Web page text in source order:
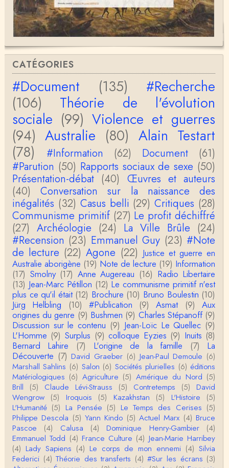
Bernard Fortier
Merci Christophe pour votre perspicacité et votre
honnêteté intellectuelle, vous êtes passionnant.A …
Christophe Darmangeat
Si, le lien fonctionne bel et bien, je viens de le véri
fier. Il mène à la thèse de Jean-Claude Favin…
roland `chaudat
le lien cité par BB ne fonctionne pas ( 6 ans aprè
s), dommage, mais j'ai la même impression que …
Christophe Darmangeat
La plus récente, donc celle en français, la quatrièm
e, publiée chez La Découverte.Bonne lecture !
Anonymous
Actuellement c'est quelle édition qui est la plus à jo
ur? La dernière edition française ou celle…
roland chaudat
le sous-titre de l’article de la Lutte de Classes “No
n, l’oppression des femmes n’a pas toujours exi…
roland chaudat
Votre gourmandise sera probablement récompens
ée parce que Snow apporte "de l'eau à votre m
o…
Christophe Darmangeat
...Et merci à vous pour Snow – qui m'a l'air d'être
davantage une histoire qu'une et…
roland chaudat
Tout à fait d'accord avec vous et quant à Leacock j
e n'ai lu qu'un de ses ouvrages et il…
Anonymous
Homo sapiens a clairement évolué depuis 300 00
0 ans. Tout d'abord, il y a la différence notable …
Christophe Darmangeat
Cet article apporte de l'eau à mon moulin (si j'ose
dire) en appuyant la réalité des torture…
roland chaudat
CATÉGORIES
#Document (135)
#Recherche
(106)
Théorie de l'évolution
sociale (99) Violence et guerres
(94) Australie (80) Alain Testart
(78)
#Information (62) Document
(61)
#Parution (50) Rapports sociaux de sexe (50)
Présentation-débat (40) Œuvres et auteurs
(40)
Conversation sur la naissance des
inégalités (32) Casus belli (29) Critiques (28)
Communisme primitif (27) Le profit déchiffré
(27) Archéologie (24) La Ville Brûle (24)
#Recension (23) Emmanuel Guy (23) #Note
de lecture (22) Agone (22) Justice et guerre en
Australie aborigène (19) Note de lecture (19) Information
(17) Smolny (17) Anne Augereau (16) Radio Libertaire
(13) Jean-Marc Pétillon (12) Le communisme primitif n'est
plus ce qu'il était (12) Brochure (10) Bruno Boulestin (10)
Jürg Helbling
(10) #Publication (9) Asmat (9)
Aux
origines du genre (9) Bushmen (9) Charles Stépanoff (9)
Discussion sur le contenu (9) Jean-Loïc Le Quellec (9)
L'Homme (9) Surplus (9) colloque Eyzies (9) Inuits (8)
Bernard Lahire
(7) L'origine de la famille (7)
La
Découverte (7) David Graeber (6) Jean-Paul Demoule (6)
Marshall Sahlins (6) Salon (6) Sociétés plurielles (6) éditions
Matériologiques (6) Agriculture (5) Amérique du Nord (5)
Brill
(5) Claude Lévi-Strauss (5) Contretemps (5)
David
Wengrow (5) Iroquois (5) Kazakhstan (5) L'Histoire
(5)
L'Humanité (5) La Pensée (5) Le Temps des Cerises (5)
Philippe Descola (5) Yann Kindo (5) Actuel Marx (4) Bruce
Pascoe
(4) Calusa (4) Dominique Henry-Gambier
(4)
Emmanuel Todd (4) France Culture (4) Jean-Marie Harribey
(4) Lady Sapiens (4) Le corps de mon ennemi (4) Silvia
Federici (4) Théorie des transferts (4) #Sur les écrans (3)